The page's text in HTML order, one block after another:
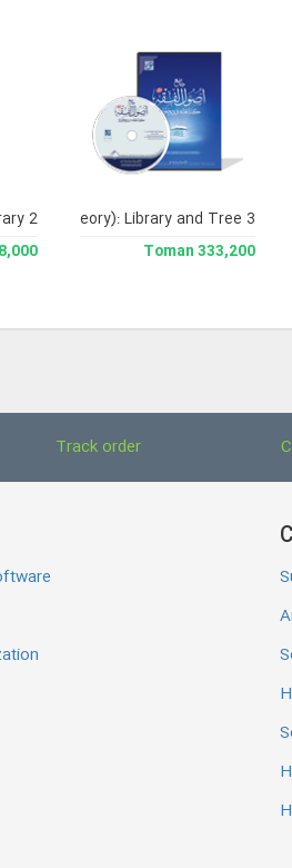
Legal Theory): Library and Tree 3
333,200 Toman
2.
Toman
Track order